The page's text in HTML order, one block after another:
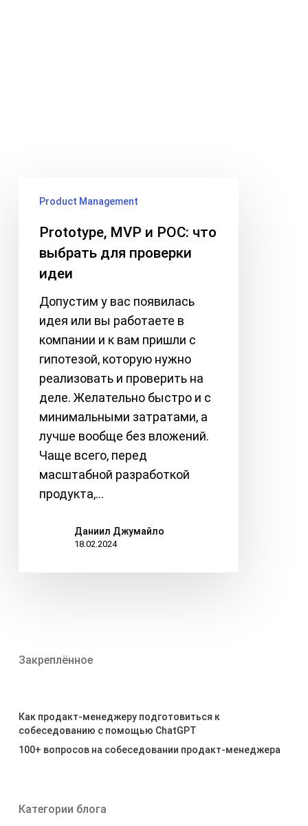
MVP
выбрать
проверки
идеи
Product Management
Prototype, MVP и POC: что
выбрать для проверки
идеи
Допустим у вас появилась
идея или вы работаете в
компании и к вам пришли с
гипотезой, которую нужно
реализовать и проверить на
деле. Желательно быстро и с
минимальными затратами, а
лучше вообще без вложений.
Чаще всего, перед
масштабной разработкой
продукта,…
Даниил Джумайло
18.02.2024
Закреплённое
Как продакт-менеджеру подготовиться к
собеседованию с помощью ChatGPT
100+ вопросов на собеседовании продакт-менеджера
Категории блога